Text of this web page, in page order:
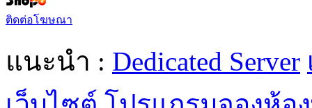
ติดต่อโฆษณา
แนะนำ : Dedicated Server
เว็บไซต์ โปรแกรมจองห้อ